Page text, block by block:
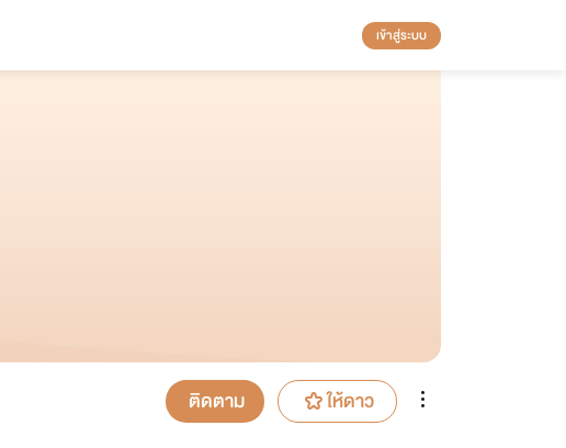
เข้าสู่ระบบ
ติดตาม ให้ดาว